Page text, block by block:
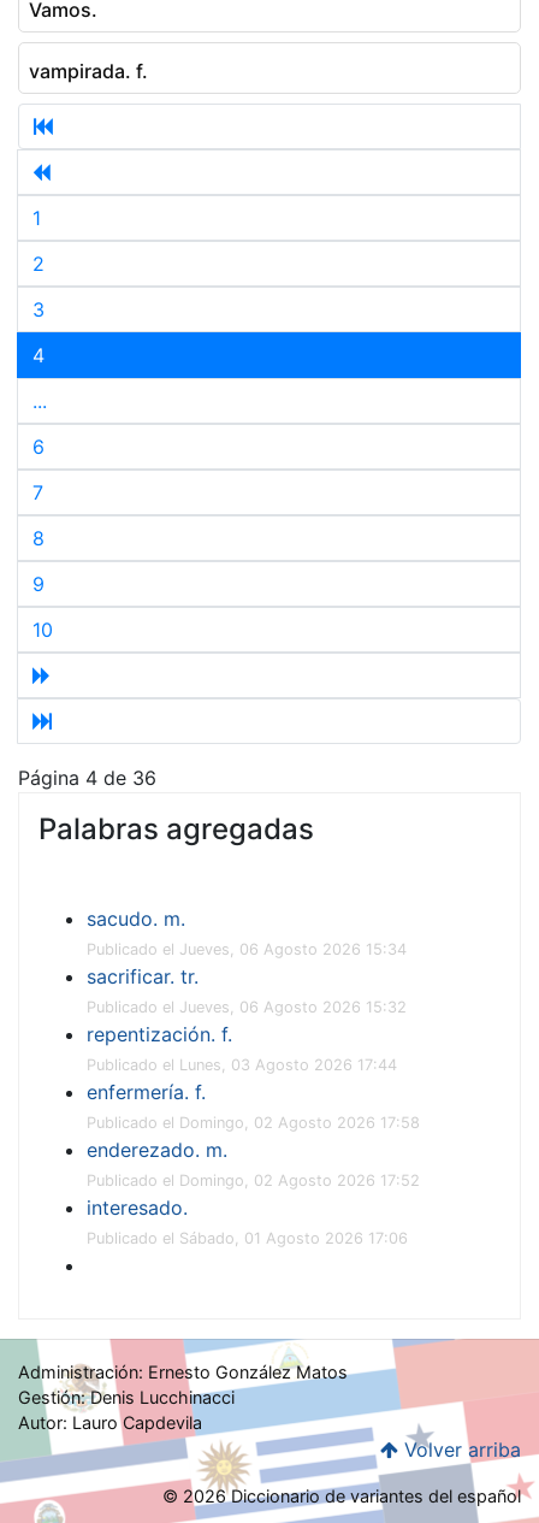
Vamos.
vampirada. f.
1
2
3
4
...
6
7
8
9
10
Página 4 de 36
Palabras agregadas
sacudo. m.
Publicado el Jueves, 06 Agosto 2026 15:34
sacrificar. tr.
Publicado el Jueves, 06 Agosto 2026 15:32
repentización. f.
Publicado el Lunes, 03 Agosto 2026 17:44
enfermería. f.
Publicado el Domingo, 02 Agosto 2026 17:58
enderezado. m.
Publicado el Domingo, 02 Agosto 2026 17:52
interesado.
Publicado el Sábado, 01 Agosto 2026 17:06
Administración: Ernesto González Matos
Gestión: Denis Lucchinacci
Autor: Lauro Capdevila
Volver arriba
© 2026 Diccionario de variantes del español